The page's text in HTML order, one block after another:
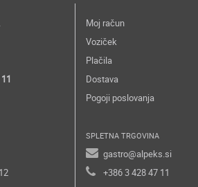
Moj račun
Voziček
Plačila
Dostava
Pogoji poslovanja
SPLETNA TRGOVINA
gastro@alpeks.si
+386 3 428 47 11